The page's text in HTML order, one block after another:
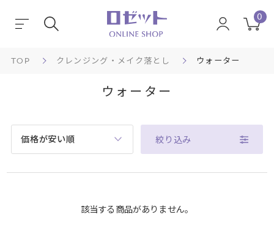
0
TOP クレンジング・メイク落とし ウォーター
ウォーター
価格が安い順 絞り込み
該当する商品がありません。